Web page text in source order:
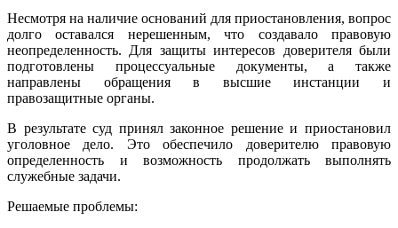
Несмотря на наличие оснований для приостановления, вопрос
долго оставался нерешенным, что создавало правовую
неопределенность. Для защиты интересов доверителя были
подготовлены процессуальные документы, а также
направлены обращения в высшие инстанции и
правозащитные органы.
В результате суд принял законное решение и приостановил
уголовное дело. Это обеспечило доверителю правовую
определенность и возможность продолжать выполнять
служебные задачи.
Решаемые проблемы: